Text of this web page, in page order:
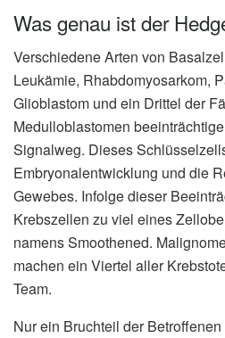
Was genau ist der
Verschiedene Arten von
Leukämie, Rhabdomyosarkom,
Glioblastom und ein Drittel der
Medulloblastomen
Signalweg. Dieses
Embryonalentwicklung und die
Gewebes. Infolge dieser
Krebszellen zu viel eines
namens Smoothened.
machen ein Viertel aller
Team.
Nur ein Bruchteil der